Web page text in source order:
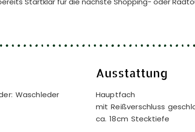
Waschleder
Ausstattung
Hauptfach
mit Reißverschluss
ca. 18cm Stecktiefe